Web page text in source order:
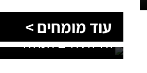
עוד מומחים >
נסיעה קבוצתית
לאילת ולים המלח